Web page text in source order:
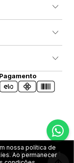
0001-31
nossa política de
Ao permanecer